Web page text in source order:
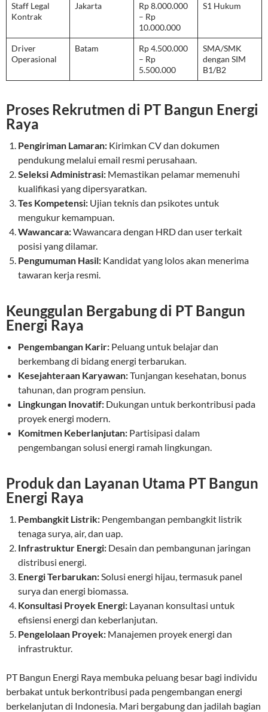
Staff Legal
Kontrak
Jakarta
Rp 8.000.000
– Rp
10.000.000
S1 Hukum
Driver
Operasional
Batam
Rp 4.500.000
– Rp
5.500.000
SMA/SMK
dengan SIM
B1/B2
Proses Rekrutmen di PT Bangun Energi
Raya
Pengiriman Lamaran: Kirimkan CV dan dokumen
pendukung melalui email resmi perusahaan.
Seleksi Administrasi: Memastikan pelamar memenuhi
kualifikasi yang dipersyaratkan.
Tes Kompetensi: Ujian teknis dan psikotes untuk
mengukur kemampuan.
Wawancara:Wawancara dengan HRD dan user terkait
posisi yang dilamar.
Pengumuman Hasil: Kandidat yang lolos akan menerima
tawaran kerja resmi.
Keunggulan Bergabung di PT Bangun
Energi Raya
Pengembangan Karir: Peluang untuk belajar dan
berkembang di bidang energi terbarukan.
Kesejahteraan Karyawan:Tunjangan kesehatan, bonus
tahunan, dan program pensiun.
Lingkungan Inovatif: Dukungan untuk berkontribusi pada
proyek energi modern.
Komitmen Keberlanjutan: Partisipasi dalam
pengembangan solusi energi ramah lingkungan.
Produk dan Layanan Utama PT Bangun
Energi Raya
Pembangkit Listrik: Pengembangan pembangkit listrik
tenaga surya, air, dan uap.
Infrastruktur Energi: Desain dan pembangunan jaringan
distribusi energi.
Energi Terbarukan:Solusi energi hijau, termasuk panel
surya dan energi biomassa.
Konsultasi Proyek Energi: Layanan konsultasi untuk
efisiensi energi dan keberlanjutan.
Pengelolaan Proyek: Manajemen proyek energi dan
infrastruktur.
PT Bangun Energi Raya membuka peluang besar bagi individu
berbakat untuk berkontribusi pada pengembangan energi
berkelanjutan di Indonesia. Mari bergabung dan jadilah bagian